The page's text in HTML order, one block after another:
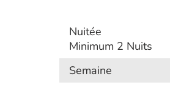
Nuitée
Minimum 2 Nuits
Semaine